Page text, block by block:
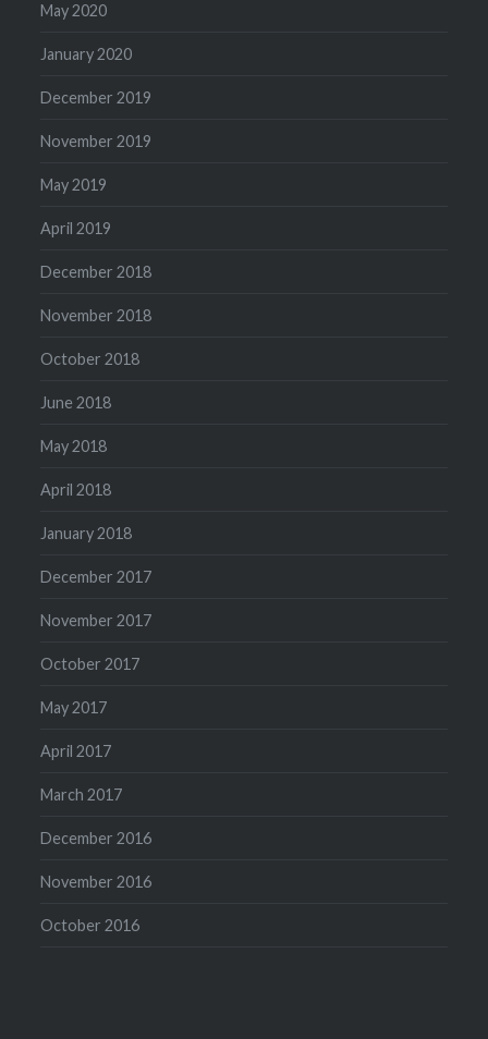
May 2020
January 2020
December 2019
November 2019
May 2019
April 2019
December 2018
November 2018
October 2018
June 2018
May 2018
April 2018
January 2018
December 2017
November 2017
October 2017
May 2017
April 2017
March 2017
December 2016
November 2016
October 2016